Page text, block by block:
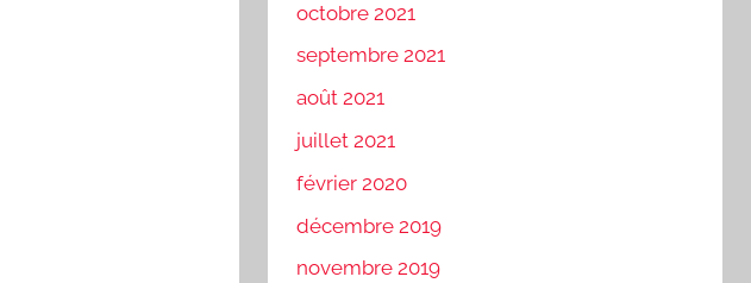
octobre 2021
septembre 2021
août 2021
juillet 2021
février 2020
décembre 2019
novembre 2019